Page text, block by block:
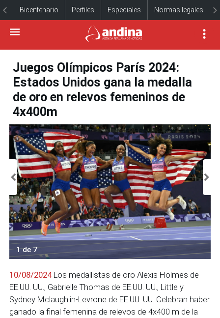
Bicentenario Perfiles Especiales Normas legales
Juegos Olímpicos París 2024:
Estados Unidos gana la medalla
de oro en relevos femeninos de
4x400m
1 de 7
10/08/2024Los medallistas de oro Alexis Holmes de
EE.UU. UU., Gabrielle Thomas de EE.UU. UU., Little y
Sydney Mclaughlin-Levrone de EE.UU. UU. Celebran haber
ganado la final femenina de relevos de 4x400 m de la